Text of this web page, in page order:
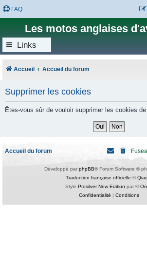
FAQ
Les motos anglaises
Links
Accueil Accueil du forum
Supprimer les cookies
Êtes-vous sûr de vouloir supprimer les cookies
Accueil du forum
Développé par phpBB® Forum Software ©
Traduction française officielle ©
Style Prosilver New Edition par ©
Confidentialité | Conditions